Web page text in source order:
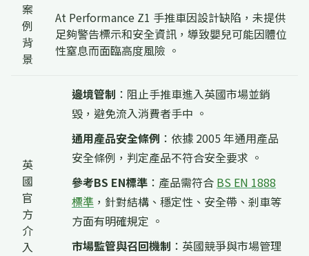
案
例
背
景
At Performance Z1 手推車因設計缺陷，未提供
足夠警告標示和安全資訊，導致嬰兒可能因體位
性窒息而面臨高度風險 。
英
國
官
方
介
入
邊境管制 ：阻止手推車進入英國市場並銷
毀，避免流入消費者手中 。
通用產品安全條例 ：依據 2005 年通用產品
安全條例，判定產品不符合安全要求 。
參考BS EN標準 ：產品需符合 BS EN 1888
標準 ，針對結構、穩定性、安全帶、剎車等
方面有明確規定 。
市場監管與召回機制 ：英國競爭與市場管理